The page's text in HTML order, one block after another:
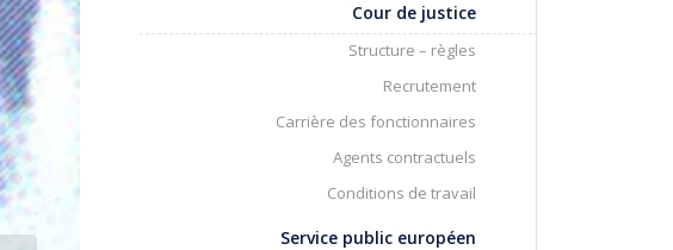
Cour de justice
Structure – règles
Recrutement
Carrière des fonctionnaires
Agents contractuels
Conditions de travail
Service public européen